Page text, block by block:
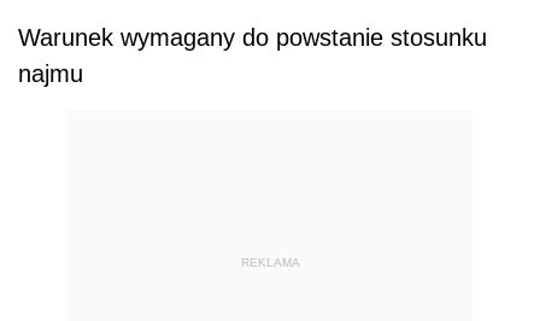
Warunek wymagany do powstanie stosunku
najmu
REKLAMA